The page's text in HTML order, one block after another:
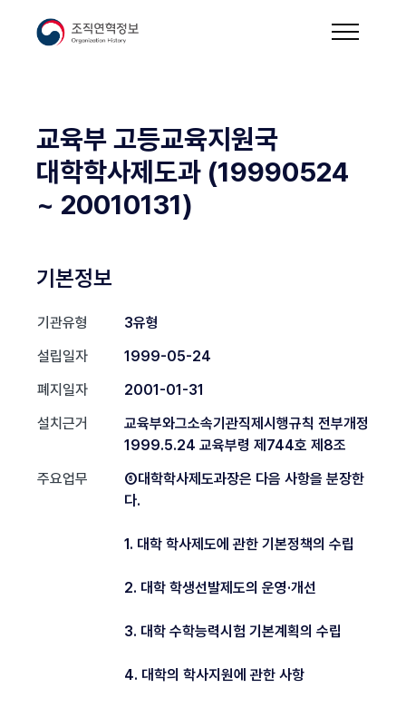
교육부 고등교육지원국
대학학사제도과 (19990524
~ 20010131)
기본정보
기관유형
3유형
설립일자
1999-05-24
폐지일자
2001-01-31
설치근거
교육부와그소속기관직제시행규칙 전부개정
1999.5.24 교육부령 제744호 제8조
주요업무
⑤대학학사제도과장은 다음 사항을 분장한
다.
1. 대학 학사제도에 관한 기본정책의 수립
2. 대학 학생선발제도의 운영·개선
3. 대학 수학능력시험 기본계획의 수립
4. 대학의 학사지원에 관한 사항